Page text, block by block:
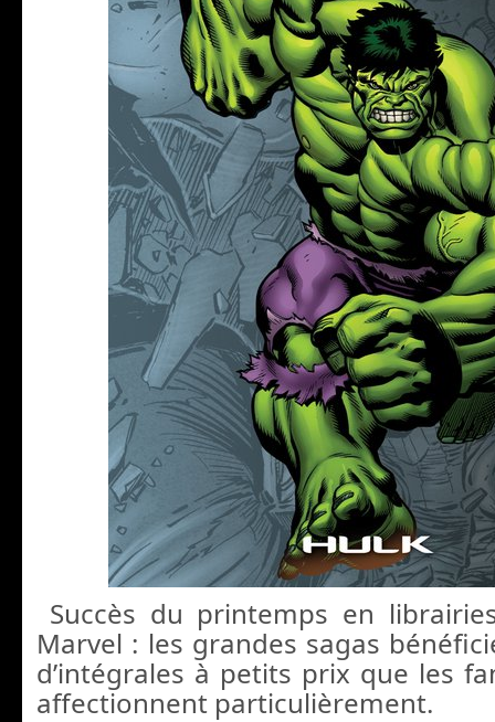
Succès du printemps en
Marvel : les grandes sagas
d’intégrales à petits prix que les
affectionnent particulièrement.